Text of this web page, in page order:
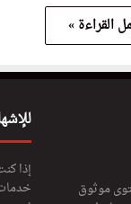
القراءة »
موثوق
إذا
خدمات